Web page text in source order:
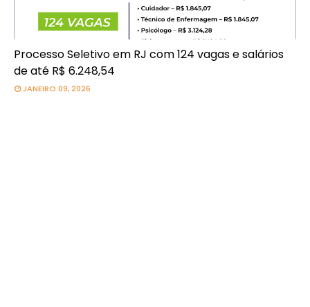
Processo Seletivo em RJ com 124 vagas e salários
de até R$ 6.248,54
JANEIRO 09, 2026